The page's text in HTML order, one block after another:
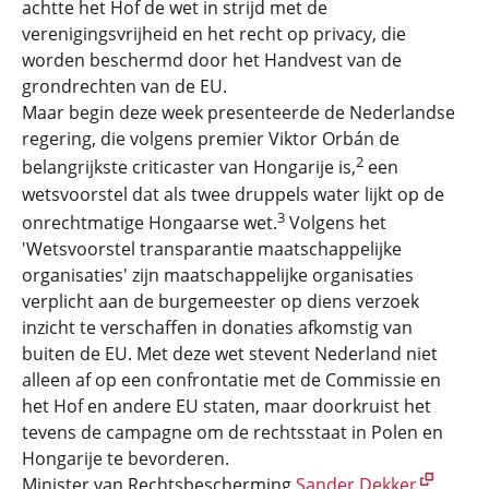
achtte het Hof de wet in strijd met de
verenigingsvrijheid en het recht op privacy, die
worden beschermd door het Handvest van de
grondrechten van de EU.
Maar begin deze week presenteerde de Nederlandse
regering, die volgens premier Viktor Orbán de
belangrijkste criticaster van Hongarije is,2 een
wetsvoorstel dat als twee druppels water lijkt op de
onrechtmatige Hongaarse wet.3 Volgens het
'Wetsvoorstel transparantie maatschappelijke
organisaties' zijn maatschappelijke organisaties
verplicht aan de burgemeester op diens verzoek
inzicht te verschaffen in donaties afkomstig van
buiten de EU. Met deze wet stevent Nederland niet
alleen af op een confrontatie met de Commissie en
het Hof en andere EU staten, maar doorkruist het
tevens de campagne om de rechtsstaat in Polen en
Hongarije te bevorderen.